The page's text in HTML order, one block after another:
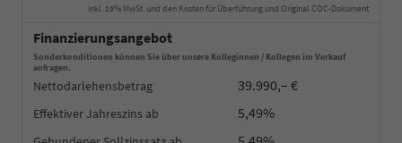
inkl. 19% MwSt. und den Kosten für Überführung und Original COC-Dokument
Finanzierungsangebot
Sonderkonditionen können Sie über unsere Kolleginnen / Kollegen im Verkauf
anfragen.
Nettodarlehensbetrag 39.990,– €
Effektiver Jahreszins 5,49%